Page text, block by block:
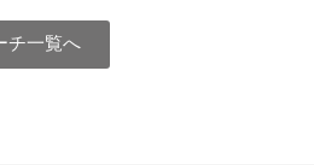
チ一覧へ